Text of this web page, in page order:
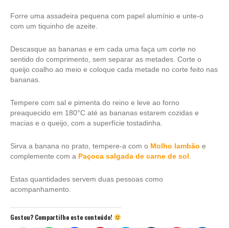
Forre uma assadeira pequena com papel alumínio e unte-o
com um tiquinho de azeite.
Descasque as bananas e em cada uma faça um corte no
sentido do comprimento, sem separar as metades. Corte o
queijo coalho ao meio e coloque cada metade no corte feito nas
bananas.
Tempere com sal e pimenta do reino e leve ao forno
preaquecido em 180°C até as bananas estarem cozidas e
macias e o queijo, com a superfície tostadinha.
Sirva a banana no prato, tempere-a com o Molho lambão e
complemente com a Paçoca salgada de carne de sol
Estas quantidades servem duas pessoas como
acompanhamento.
Gostou? Compartilhe este conteúdo!